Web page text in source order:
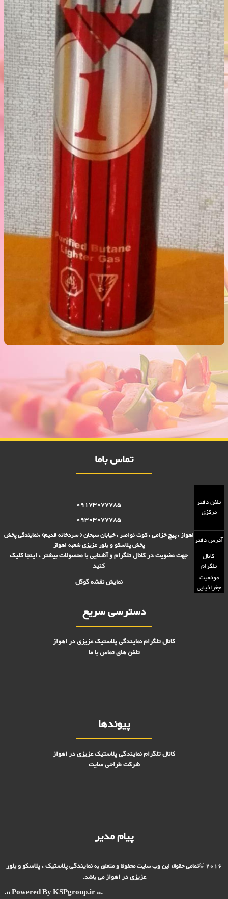
گاز فندک 2000 فروش
فروش ویژه گاز فندک 2000 فروش,نمایندگی پلاستیک عزیزی در
اهواز,پلاستیک 2000 فروش,پلاستیک 5000 فروش,بلور 2000 فروش,بلور
5000 فروش,فروش پلاستیک 2000 تومانی,فروش پلاستیک 5000
تومانی,فروش بلوز 2000 تومانی,فروش بلور 5000 تومانی ,فروش پلاسکو
5000 فروش
تماس باما
تلفن دفتر
مرکزی
09173077785
09303077785
آدرس دفتراهواز ، پیچ خزامی ، کوت نواصر ، خیابان سبحان ( سردخانه قدیم) ،نمایندگی پخش
پخش پلاسکو و بلور عزیزی شعبه اهواز
کانال
تلگرام
جهت عضویت در کانال تلگرام و آشنایی با محصولات بیشتر ، اینجا کلیک
کنید
موقعیت
جغرافیایی
نمایش نقشه گوگل
دسترسی سریع
کانال تلگرام نمایندگی پلاستیک عزیزی در اهواز
تلفن های تماس با ما
پیوندها
کانال تلگرام نمایندگی پلاستیک عزیزی در اهواز
شرکت طراحی سایت
پیام مدیر
2016 ©تمامی حقوق این وب سایت محفوظ و متعلق به
نمایندگی پلاستیک ، پلاسکو و بلور
عزیزی دراهوازمی باشد.
.:: Powered By KSPgroup.ir ::.